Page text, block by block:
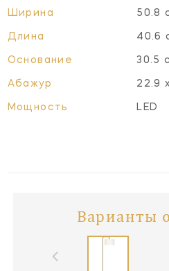
Ширина 50.8
Длина 40.6
Основание 30.5
Абажур 22.9
Мощность LED
Варианты